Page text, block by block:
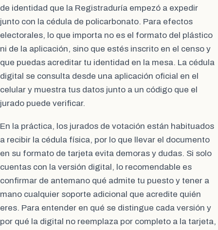
de identidad que la Registraduría empezó a expedir
junto con la cédula de policarbonato. Para efectos
electorales, lo que importa no es el formato del plástico
ni de la aplicación, sino que estés inscrito en el censo y
que puedas acreditar tu identidad en la mesa. La cédula
digital se consulta desde una aplicación oficial en el
celular y muestra tus datos junto a un código que el
jurado puede verificar.
En la práctica, los jurados de votación están habituados
a recibir la cédula física, por lo que llevar el documento
en su formato de tarjeta evita demoras y dudas. Si solo
cuentas con la versión digital, lo recomendable es
confirmar de antemano qué admite tu puesto y tener a
mano cualquier soporte adicional que acredite quién
eres. Para entender en qué se distingue cada versión y
por qué la digital no reemplaza por completo a la tarjeta,